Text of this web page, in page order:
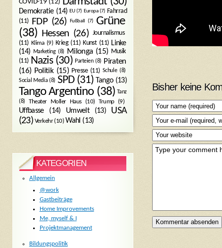
Bisher keine
COVID-19 (12)
Demokratie(14) EU(7) Europa(7) Fahrrad
(11)
FDP(26) Fußball (7)
Grüne
(38) Hessen (26) Journalismus
(11) Klima(9) Krieg(11) Kunst(11) Linke
(14) Marketing(8) Milonga(15) Musik
(11) Nazis(30) Parteien(8) Piraten
(16) Politik(15) Presse(11) Schule(8)
Social Media (8) SPD(31) Tango(13)
Tango Argentino(38) Tanz
(8)
Theater Moller Haus(10) Trump(9)
Uffbasse(14) Umwelt(13)
USA
(23) Verkehr(10) Wahl (13)
KATEGORIEN
Allgemein
@work
Gastbeiträge
Home Improvements
Me, myself & I
Projektmanagement
Bildungspolitik